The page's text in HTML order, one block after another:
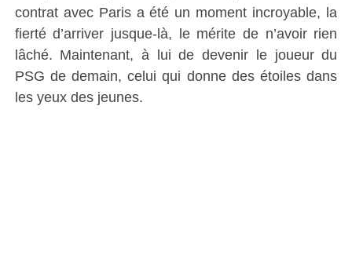
contrat avec Paris a été un moment incroyable, la
fierté d’arriver jusque-là, le mérite de n’avoir rien
lâché. Maintenant, à lui de devenir le joueur du
PSG de demain, celui qui donne des étoiles dans
les yeux des jeunes.